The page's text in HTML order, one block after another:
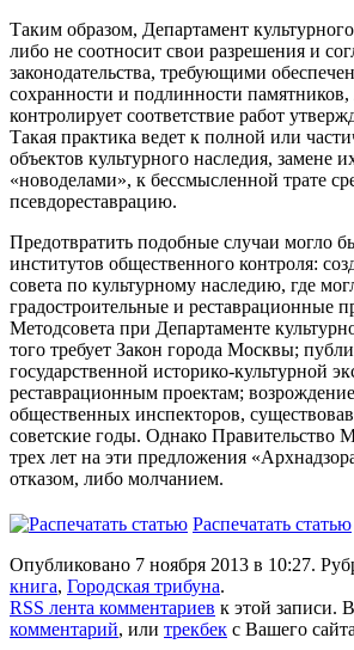
Таким образом, Департамент
либо не соотносит свои разрешения и
законодательства, требующими
сохранности и подлинности памятников,
контролирует соответствие работ
Такая практика ведет к полной или
объектов культурного наследия, замене
«новоделами», к бессмысленной трате
псевдореставрацию.
Предотвратить подобные случаи могло
институтов общественного контроля:
совета по культурному наследию, где
градостроительные и реставрационные
Методсовета при Департаменте
того требует Закон города Москвы;
государственной историко-культурной
реставрационным проектам;
общественных инспекторов,
советские годы. Однако Правительство
трех лет на эти предложения «Арх
отказом, либо молчанием.
Распечатать статью
Опубликовано 7 ноября 2013 в 10:27.
книга, Городская трибуна.
RSS лента комментариев к этой записи.
комментарий, или трекбек с Вашего